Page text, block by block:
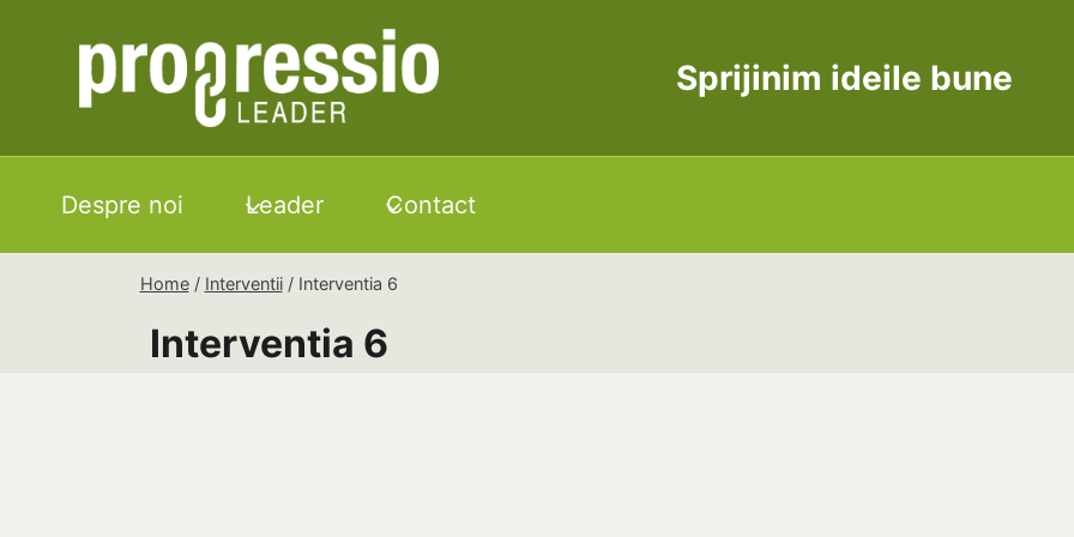
Sprijinim ideile bune
Despre noi Leader Contact
Home / Interventii / Interventia 6
Interventia 6